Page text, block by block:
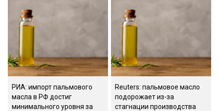
РИА: импорт пальмового
масла в РФ достиг
минимального уровня за
Reuters: пальмовое масло
подорожает из-за
стагнации производства